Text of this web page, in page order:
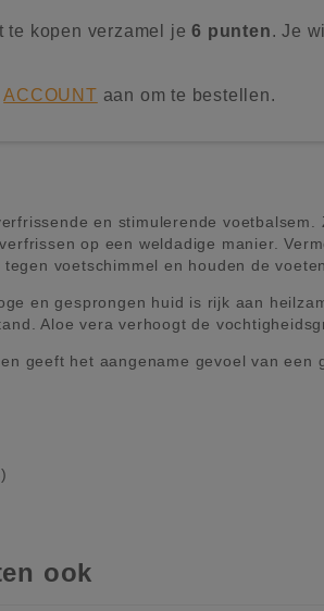
te kopen verzamel je6 punten. Je
ACCOUNT aan om te bestellen.
en stimulerende
op een weldadige manier.
voetschimmel en houden de
en gesprongen huid is rijk aan
Aloe vera verhoogt de
geeft het aangename gevoel van een
ook